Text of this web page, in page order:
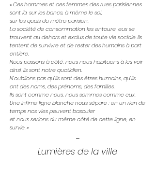
« Ces hommes et ces femmes des rues parisiennes
sont là, sur les bancs, à même le sol,
sur les quais du métro parisien.
La société de consommation les entoure, eux se
trouvent au dehors et exclus de toute vie sociale. Ils
tentent de survivre et de rester des humains à part
entière.
Nous passons à côté, nous nous habituons à les voir
ainsi, ils sont notre quotidien.
N’oublions pas qu’ils sont des êtres humains, qu’ils
ont des noms, des prénoms, des familles.
Ils sont comme nous, nous sommes comme eux.
Une infime ligne blanche nous sépare ; en un rien de
temps nos vies peuvent basculer
et nous serions du même côté de cette ligne, en
survie. »
-
Lumières de la ville